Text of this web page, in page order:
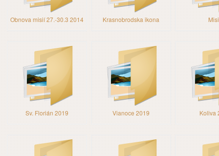
Obnova misií 27.-30.3 2014 Krasnobrodska ikona
Sv. Florián 2019 Vianoce 2019 Koliva